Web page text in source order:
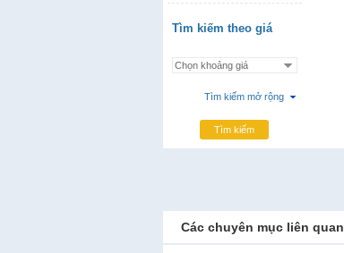
Tìm kiếm theo giá
Tìm kiếm mở rộng
Tìm kiếm
Các chuyên mục liên quan